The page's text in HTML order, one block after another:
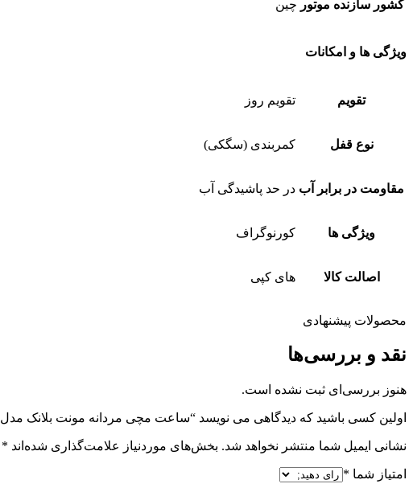
کشور سازنده موتور چین
ویژگی ها و امکانات
تقویم تقویم روز
نوع قفل کمربندی (سگکی)
مقاومت در برابر آب در حد پاشیدگی آب
ویژگی ها کورنوگراف
اصالت کالا های کپی
محصولات پیشنهادی
نقد و بررسی‌ها
هنوز بررسی‌ای ثبت نشده است.
اولین کسی باشید که دیدگاهی می نویسد “ساعت مچی مردانه مونت بلانک مدل MONTBLANC PT-7308”
نشانی ایمیل شما منتشر نخواهد شد. بخش‌های موردنیاز علامت‌گذاری شده‌اند *
امتیاز شما *